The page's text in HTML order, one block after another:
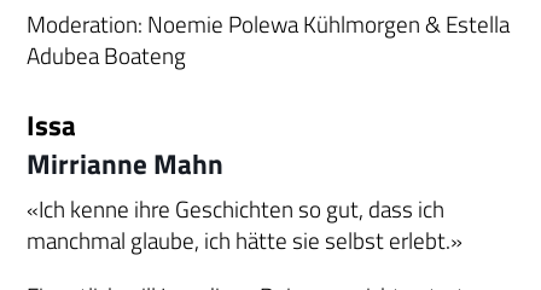
Moderation: Noemie Polewa Kühlmorgen & Estella
Adubea Boateng
Issa
Mirrianne Mahn
«Ich kenne ihre Geschichten so gut, dass ich
manchmal glaube, ich hätte sie selbst erlebt.»